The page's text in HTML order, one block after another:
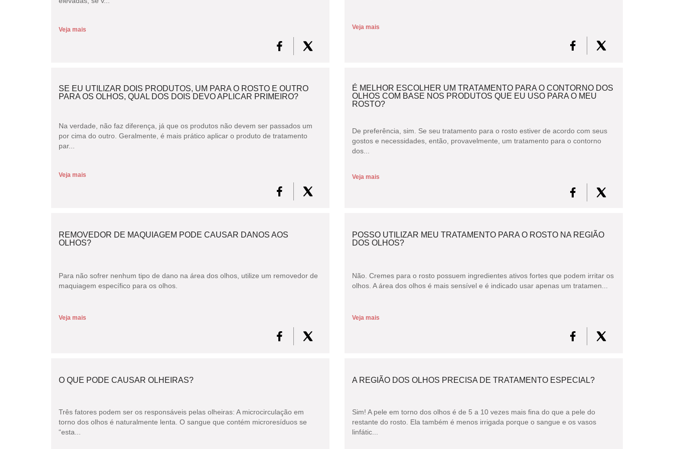
Veja mais Veja mais
SE EU UTILIZAR DOIS PRODUTOS, UM PARA O ROSTO E OUTRO
PARA OS OLHOS, QUAL DOS DOIS DEVO APLICAR PRIMEIRO?
Na verdade, não faz diferença, já que os produtos não devem ser passados um
por cima do outro. Geralmente, é mais prático aplicar o produto de tratamento
par...
Veja mais
É MELHOR ESCOLHER UM TRATAMENTO PARA O CONTORNO DOS
OLHOS COM BASE NOS PRODUTOS QUE EU USO PARA O MEU
ROSTO?
De preferência, sim. Se seu tratamento para o rosto estiver de acordo com seus
gostos e necessidades, então, provavelmente, um tratamento para o contorno
dos...
Veja mais
REMOVEDOR DE MAQUIAGEM PODE CAUSAR DANOS AOS
OLHOS?
Para não sofrer nenhum tipo de dano na área dos olhos, utilize um removedor de
maquiagem específico para os olhos.
Veja mais
POSSO UTILIZAR MEU TRATAMENTO PARA O ROSTO NA REGIÃO
DOS OLHOS?
Não. Cremes para o rosto possuem ingredientes ativos fortes que podem irritar os
olhos. A área dos olhos é mais sensível e é indicado usar apenas um tratamen...
Veja mais
O QUE PODE CAUSAR OLHEIRAS?
Três fatores podem ser os responsáveis pelas olheiras: A microcirculação em
torno dos olhos é naturalmente lenta. O sangue que contém microresíduos se
“esta...
A REGIÃO DOS OLHOS PRECISA DE TRATAMENTO ESPECIAL?
Sim! A pele em torno dos olhos é de 5 a 10 vezes mais fina do que a pele do
restante do rosto. Ela também é menos irrigada porque o sangue e os vasos
linfátic...